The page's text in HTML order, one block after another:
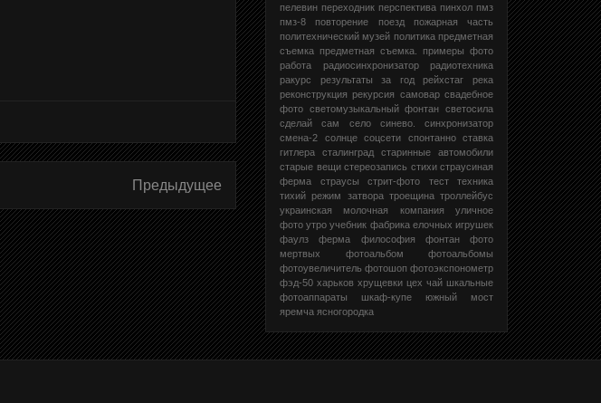
Предыдущее
пелевин переходник перспектива пинхол пмз
пмз-8
повторение поезд
пожарная часть
политехнический музей политика предметная
съемка предметная съемка.
примеры фото
работа
радиосинхронизатор
радиотехника
ракурс
результаты за год рейхстаг
река
реконструкция рекурсия самовар свадебное
фото светомузыкальный фонтан светосила
сделай сам
село синево.
синхронизатор
смена-2
солнце соцсети спонтанно
ставка
гитлера
сталинград
старинные автомобили
старые вещи стереозапись стихи страусиная
ферма
страусы стрит-фото тест
техника
тихий режим затвора троещина троллейбус
украинская молочная компания
уличное
фото утро учебник фабрика елочных игрушек
фаулз
ферма философия фонтан
фото
мертвых
фотоальбом
фотоальбомы
фотоувеличитель фотошоп фотоэкспонометр
фэд-50 харьков хрущевки цех чай шкальные
фотоаппараты
шкаф-купе
южный мост
яремча ясногородка